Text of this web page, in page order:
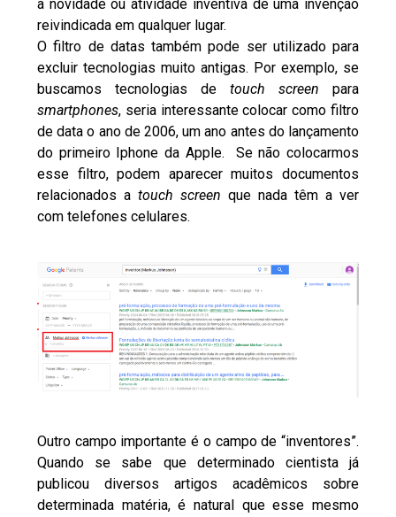
a novidade ou atividade inventiva de uma invenção
reivindicada em qualquer lugar.
O filtro de datas também pode ser utilizado para
excluir tecnologias muito antigas. Por exemplo, se
buscamos tecnologias de touch screen para
smartphones, seria interessante colocar como filtro
de data o ano de 2006, um ano antes do lançamento
do primeiro Iphone da Apple. Se não colocarmos
esse filtro, podem aparecer muitos documentos
relacionados a touch screen que nada têm a ver
com telefones celulares.
Outro campo importante é o campo de “inventores”.
Quando se sabe que determinado cientista já
publicou diversos artigos acadêmicos sobre
determinada matéria, é natural que esse mesmo